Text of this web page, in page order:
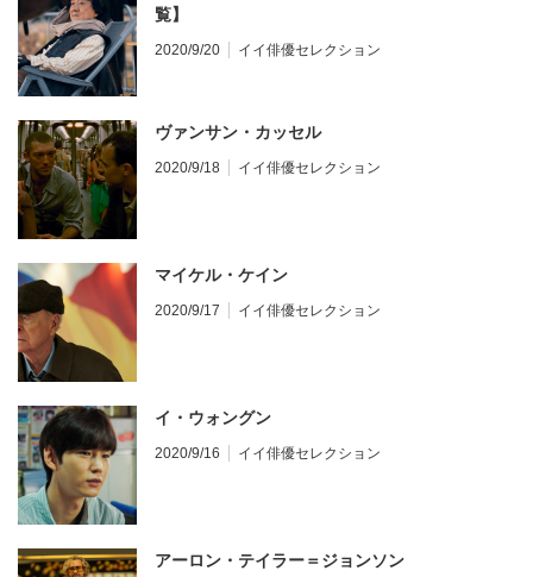
覧】
2020/9/20 イイ俳優セレクション
ヴァンサン・カッセル
2020/9/18 イイ俳優セレクション
マイケル・ケイン
2020/9/17 イイ俳優セレクション
イ・ウォングン
2020/9/16 イイ俳優セレクション
アーロン・テイラー＝ジョンソン